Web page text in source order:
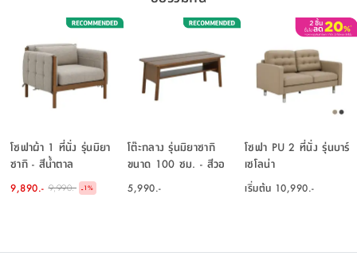
โซฟาผ้า 1 ที่นั่ง รุ่นมิยา
ซากิ - สีน้ำตาล
9,890.- 9,990.- -1%
โต๊ะกลาง รุ่นมิยาซากิ
ขนาด 100 ซม. - สีวอ
ลนัท
5,990.-
โซฟา PU 2 ที่นั่ง รุ่นบาร์
เซโลน่า
เริ่มต้น 10,990.-